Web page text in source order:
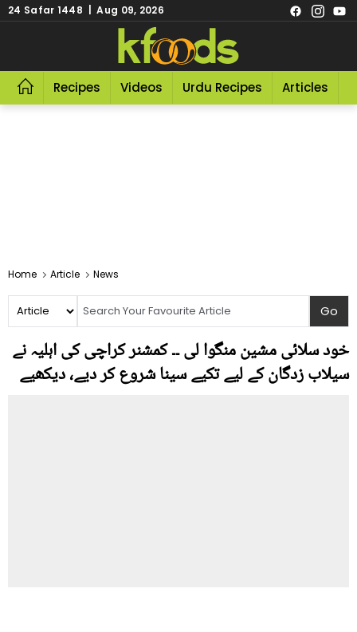
24 Safar 1448 | Aug 09, 2026
Recipes Videos Urdu Recipes Articles
Home Article News
خود سلائی مشین منگوا لی ۔۔ کمشنر کراچی کی اہلیہ نے
سیلاب زدگان کے لیے تکیے سینا شروع کر دیے، دیکھیے